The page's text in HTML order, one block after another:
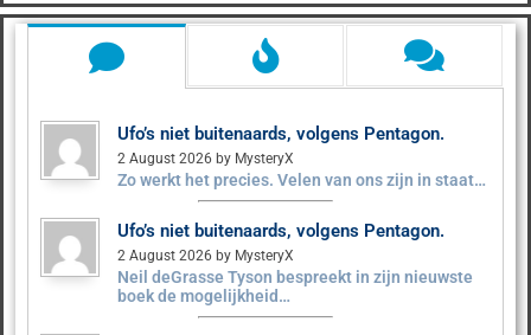
Ufo’s niet buitenaards, volgens Pentagon.
2 August 2026 by MysteryX
Zo werkt het precies. Velen van ons zijn in staat…
Ufo’s niet buitenaards, volgens Pentagon.
2 August 2026 by MysteryX
Neil deGrasse Tyson bespreekt in zijn nieuwste
boek de mogelijkheid…